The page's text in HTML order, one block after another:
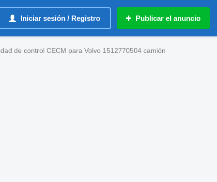
Iniciar sesión / Registro Publicar el anuncio
de control CECM para Volvo 1512770504 camión